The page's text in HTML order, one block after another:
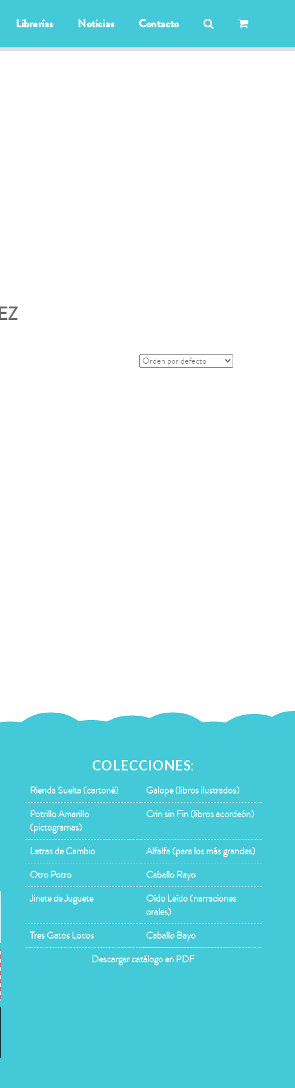
Librerías Noticias Contacto
COLECCIONES:
Rienda Suelta (cartoné)
Galope (libros ilustrados)
Potrillo Amarillo
(pictogramas)
Crin sin Fin (libros acordeón)
Letras de Cambio
Alfalfa (para los más grandes)
Otro Potro
Caballo Rayo
Jinete de Juguete
Oído Leído (narraciones
orales)
Tres Gatos Locos
Caballo Bayo
Descargar catálogo en PDF